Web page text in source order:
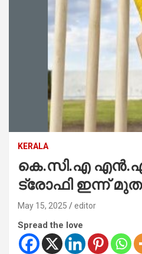
KERALA
കെ.സി.എ
ട്രോഫി ഇന്ന്
May 15, 2025 editor
Spread the love